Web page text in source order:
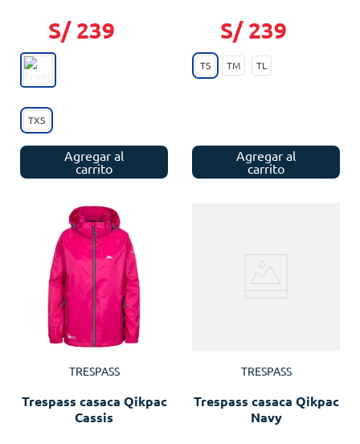
S/ 239
TXS
Agregar al
carrito
S/ 239
TS TM TL
Agregar al
carrito
TRESPASS
Trespass casaca Qikpac
Cassis
TRESPASS
Trespass casaca Qikpac
Navy